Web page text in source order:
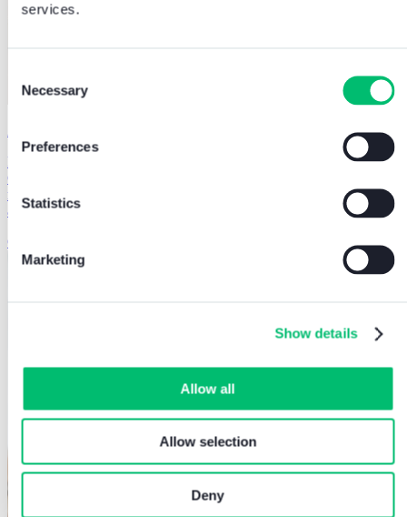
services.
Selection
Necessary
Preferences
Statistics
Marketing
Show details
Allow all
Allow selection
Deny
Restiamo al tuo fianco anche dopo la conclusione del progetto!
Grazie a un team di tecnici qualificati, presenti su tutto il territorio
nazionale, ti garantiamo un servizio di assistenza completo per
assicurare la massima efficienza degli impianti installati.
Contattaci subito